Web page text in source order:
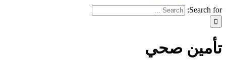
Search for:
تأمين صحي